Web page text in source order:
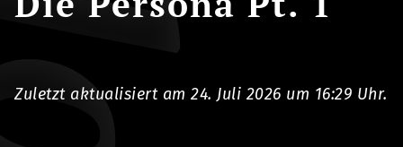
Zuletzt aktualisiert am 24. Juli 2026 um 16:29 Uhr.